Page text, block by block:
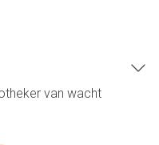
van wacht